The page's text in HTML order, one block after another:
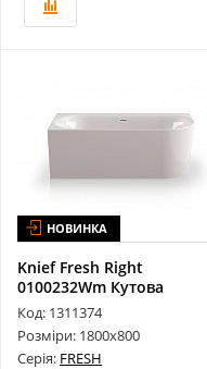
НОВИНКА
Knief Fresh Right
0100232Wm Кутова
Акрилова Ванна 18...
Код: 1311374
Розміри: 1800х800
Серія: FRESH